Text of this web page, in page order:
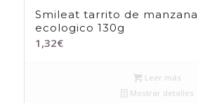
Smileat tarrito de
ecologico 130g
1,32€
Leer más
Mostrar detalles